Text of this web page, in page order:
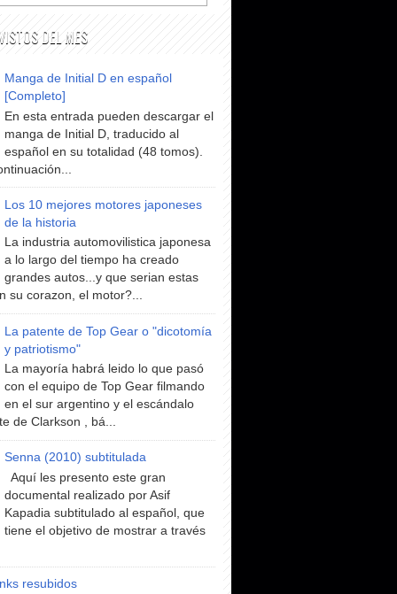
DEL MES
Manga de Initial D en español
[Completo]
En esta entrada pueden descargar el
manga de Initial D, traducido al
español en su totalidad (48 tomos).
Los 10 mejores motores japoneses
de la historia
La industria automovilistica japonesa
a lo largo del tiempo ha creado
grandes autos...y que serian estas
su corazon, el motor?...
La patente de Top Gear o "dicotomía
y patriotismo"
La mayoría habrá leido lo que pasó
con el equipo de Top Gear filmando
en el sur argentino y el escándalo
de Clarkson , bá...
Senna (2010) subtitulada
Aquí les presento este gran
documental realizado por Asif
Kapadia subtitulado al español, que
tiene el objetivo de mostrar a través
resubidos